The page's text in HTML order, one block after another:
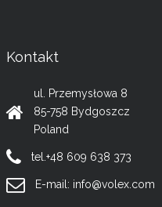
Kontakt
ul. Przemysłowa 8
85-758 Bydgoszcz
Poland
tel. +48 609 638 373
E-mail: info@volex.com